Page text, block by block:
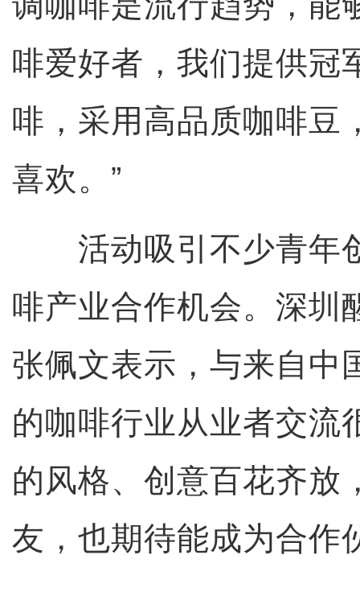
啡爱好者，我们提供冠
啡，采用高品质咖啡豆
喜欢。”
活动吸引不少青年
啡产业合作机会。深圳
张佩文表示，与来自中
的咖啡行业从业者交流
的风格、创意百花齐放
友，也期待能成为合作